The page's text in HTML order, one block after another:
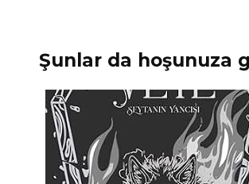
Şunlar da hoşunuza